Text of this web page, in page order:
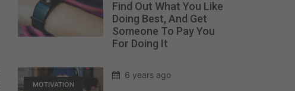
Find Out What You Like
Doing Best, And Get
Someone To Pay You
For Doing It
MOTIVATION
6 years ago